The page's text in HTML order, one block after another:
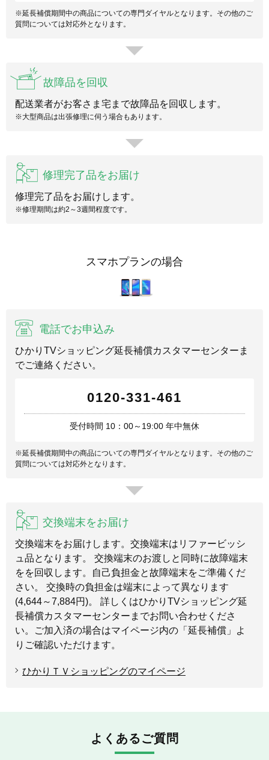
※延長補償期間中の商品についての専門ダイヤルとなります。その他のご
質問については対応外となります。
故障品を回収
配送業者がお客さま宅まで故障品を回収します。
※大型商品は出張修理に伺う場合もあります。
修理完了品をお届け
修理完了品をお届けします。
※修理期間は約2～3週間程度です。
スマホプランの場合
電話でお申込み
ひかりTVショッピング延長補償カスタマーセンターま
でご連絡ください。
0120-331-461
受付時間 10：00～19:00 年中無休
※延長補償期間中の商品についての専門ダイヤルとなります。その他のご
質問については対応外となります。
交換端末をお届け
交換端末をお届けします。交換端末はリファービッシ
ュ品となります。 交換端末のお渡しと同時に故障端末
をを回収します。自己負担金と故障端末をご準備くだ
さい。 交換時の負担金は端末によって異なります
(4,644～7,884円)。 詳しくはひかりTVショッピング延
長補償カスタマーセンターまでお問い合わせくださ
い。ご加入済の場合はマイページ内の「延長補償」よ
りご確認いただけます。
ひかりＴＶショッピングのマイページ
よくあるご質問